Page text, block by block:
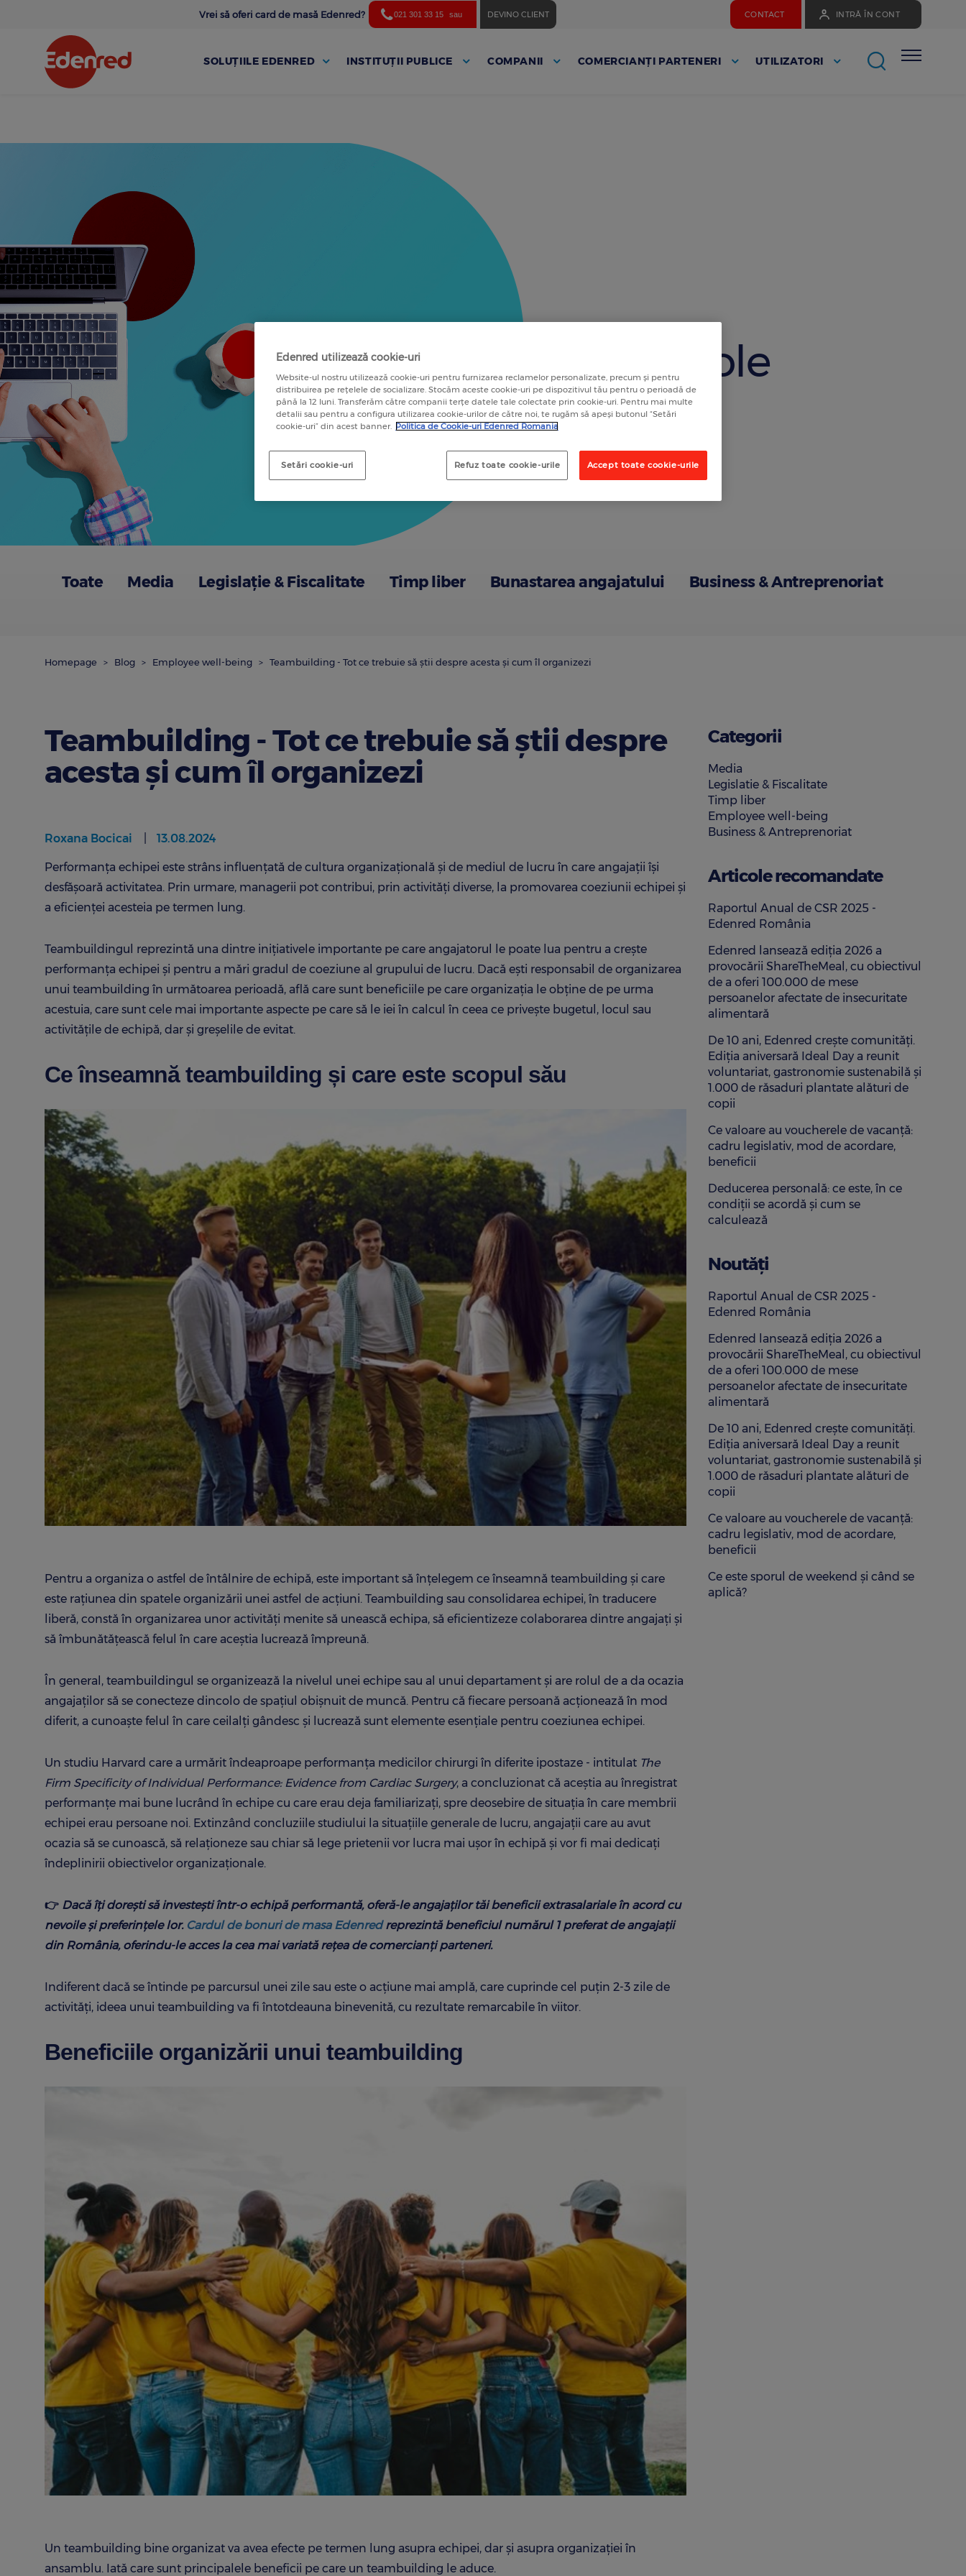
Vrei să oferi card de masă Edenred? 021 301 33 15 sau DEVINO CLIENT CONTACT INTRĂ ÎN CONT
SOLUȚIILE EDENRED INSTITUȚII PUBLICE COMPANII COMERCIANȚI PARTENERI UTILIZATORI
Articole
Toate Media Legislație & Fiscalitate Timp liber Bunastarea angajatului Business & Antreprenoriat
Homepage Blog Employee well-being Teambuilding - Tot ce trebuie să știi despre acesta și cum îl organizezi
Teambuilding - Tot ce trebuie să știi despre
acesta și cum îl organizezi
Roxana Bocicai 13.08.2024
Performanța echipei este strâns influențată de cultura organizațională și de mediul de lucru în care angajații își
desfășoară activitatea. Prin urmare, managerii pot contribui, prin activități diverse, la promovarea coeziunii echipei și
a eficienței acesteia pe termen lung.
Teambuildingul reprezintă una dintre inițiativele importante pe care angajatorul le poate lua pentru a crește
performanța echipei și pentru a mări gradul de coeziune al grupului de lucru. Dacă ești responsabil de organizarea
unui teambuilding în următoarea perioadă, află care sunt beneficiile pe care organizația le obține de pe urma
acestuia, care sunt cele mai importante aspecte pe care să le iei în calcul în ceea ce privește bugetul, locul sau
activitățile de echipă, dar și greșelile de evitat.
Ce înseamnă teambuilding și care este scopul său
Pentru a organiza o astfel de întâlnire de echipă, este important să înțelegem ce înseamnă teambuilding și care
este rațiunea din spatele organizării unei astfel de acțiuni. Teambuilding sau consolidarea echipei, în traducere
liberă, constă în organizarea unor activități menite să unească echipa, să eficientizeze colaborarea dintre angajați și
să îmbunătățească felul în care aceștia lucrează împreună.
În general, teambuildingul se organizează la nivelul unei echipe sau al unui departament și are rolul de a da ocazia
angajaților să se conecteze dincolo de spațiul obișnuit de muncă. Pentru că fiecare persoană acționează în mod
diferit, a cunoaște felul în care ceilalți gândesc și lucrează sunt elemente esențiale pentru coeziunea echipei.
Un studiu Harvard care a urmărit îndeaproape performanța medicilor chirurgi în diferite ipostaze - intitulat The
Firm Specificity of Individual Performance: Evidence from Cardiac Surgery, a concluzionat că aceștia au înregistrat
performanțe mai bune lucrând în echipe cu care erau deja familiarizați, spre deosebire de situația în care membrii
echipei erau persoane noi. Extinzând concluziile studiului la situațiile generale de lucru, angajații care au avut
ocazia să se cunoască, să relaționeze sau chiar să lege prietenii vor lucra mai ușor în echipă și vor fi mai dedicați
îndeplinirii obiectivelor organizaționale.
👉 Dacă îți dorești să investești într-o echipă performantă, oferă-le angajaților tăi beneficii extrasalariale în acord cu
nevoile și preferințele lor.Cardul de bonuri de masa Edenredreprezintă beneficiul numărul 1 preferat de angajații
din România, oferindu-le acces la cea mai variată rețea de comercianți parteneri.
Indiferent dacă se întinde pe parcursul unei zile sau este o acțiune mai amplă, care cuprinde cel puțin 2-3 zile de
activități, ideea unui teambuilding va fi întotdeauna binevenită, cu rezultate remarcabile în viitor.
Beneficiile organizării unui teambuilding
Un teambuilding bine organizat va avea efecte pe termen lung asupra echipei, dar și asupra organizației în
ansamblu. Iată care sunt principalele beneficii pe care un teambuilding le aduce.
Categorii
Media
Legislatie & Fiscalitate
Timp liber
Employee well-being
Business & Antreprenoriat
Articole recomandate
Raportul Anual de CSR 2025 -
Edenred România
Edenred lansează ediția 2026 a
provocării ShareTheMeal, cu obiectivul
de a oferi 100.000 de mese
persoanelor afectate de insecuritate
alimentară
De 10 ani, Edenred crește comunități.
Ediția aniversară Ideal Day a reunit
voluntariat, gastronomie sustenabilă și
1.000 de răsaduri plantate alături de
copii
Ce valoare au voucherele de vacanță:
cadru legislativ, mod de acordare,
beneficii
Deducerea personală: ce este, în ce
condiții se acordă și cum se
calculează
Noutăți
Raportul Anual de CSR 2025 -
Edenred România
Edenred lansează ediția 2026 a
provocării ShareTheMeal, cu obiectivul
de a oferi 100.000 de mese
persoanelor afectate de insecuritate
alimentară
De 10 ani, Edenred crește comunități.
Ediția aniversară Ideal Day a reunit
voluntariat, gastronomie sustenabilă și
1.000 de răsaduri plantate alături de
copii
Ce valoare au voucherele de vacanță:
cadru legislativ, mod de acordare,
beneficii
Ce este sporul de weekend și când se
aplică?
Edenred utilizează cookie-uri
Website-ul nostru utilizează cookie-uri pentru furnizarea reclamelor personalizate, precum și pentru
distribuirea pe rețelele de socializare. Stocăm aceste cookie-uri pe dispozitivul tău pentru o perioadă de
până la 12 luni. Transferăm către companii terțe datele tale colectate prin cookie-uri. Pentru mai multe
detalii sau pentru a configura utilizarea cookie-urilor de către noi, te rugăm să apeși butonul “Setări
cookie-uri” din acest banner. Politica de Cookie-uri Edenred Romania
Setări cookie-uri Refuz toate cookie-urile Accept toate cookie-urile